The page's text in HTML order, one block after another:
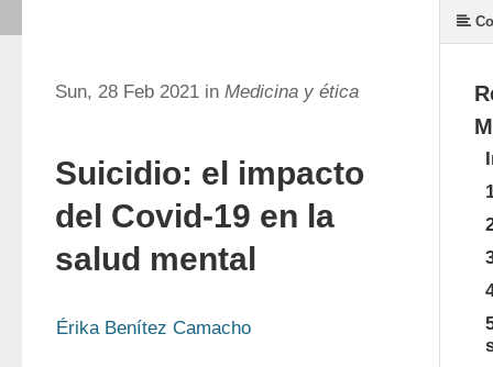
Sun, 28 Feb 2021 in Medicina y ética
Suicidio: el impacto
del Covid-19 en la
salud mental
Érika Benítez Camacho